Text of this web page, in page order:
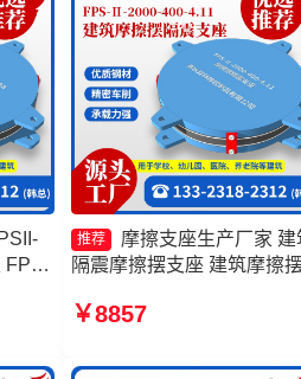
FPS
推荐
摩擦支座生产厂家 建
隔震摩擦摆支座 建筑摩擦
FPS3A生产厂家
￥8857